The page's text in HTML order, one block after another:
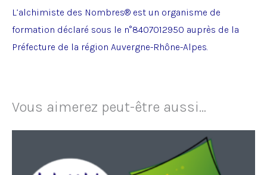
L’alchimiste des Nombres® est un organisme de
formation déclaré sous le n°8407012950 auprès de la
Préfecture de la région Auvergne-Rhône-Alpes.
Vous aimerez peut-être aussi…